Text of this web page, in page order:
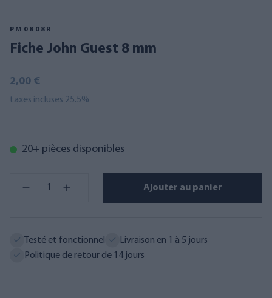
PM0808R
Fiche John Guest 8 mm
2,00 €
taxes incluses 25.5%
20+ pièces disponibles
Ajouter au panier
Testé et fonctionnel
Livraison en 1 à 5 jours
Politique de retour de 14 jours